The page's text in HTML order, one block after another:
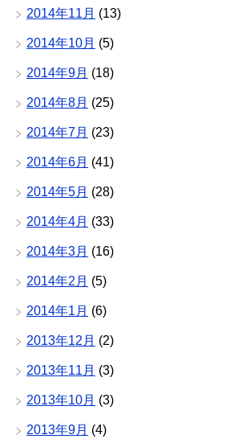
2014年11月 (13)
2014年10月 (5)
2014年9月 (18)
2014年8月 (25)
2014年7月 (23)
2014年6月 (41)
2014年5月 (28)
2014年4月 (33)
2014年3月 (16)
2014年2月 (5)
2014年1月 (6)
2013年12月 (2)
2013年11月 (3)
2013年10月 (3)
2013年9月 (4)